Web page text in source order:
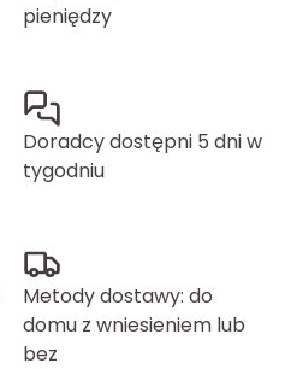
pieniędzy
Doradcy dostępni 5 dni w
tygodniu
Metody dostawy: do
domu z wniesieniem lub
bez